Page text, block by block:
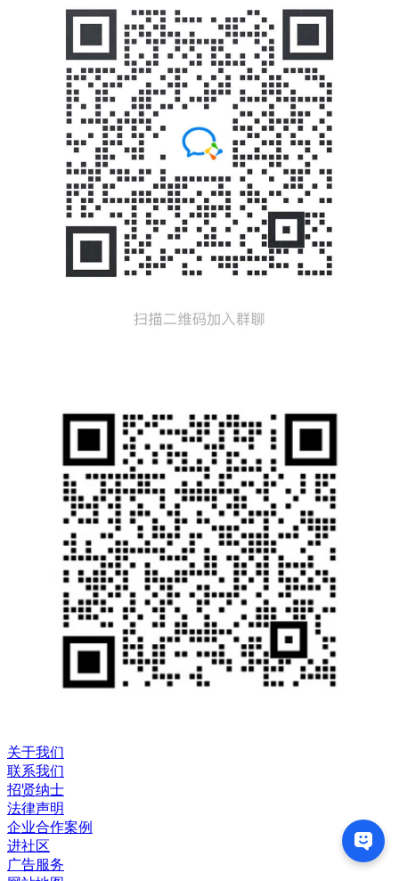
关于我们
联系我们
招贤纳士
法律声明
企业合作案例
进社区
广告服务